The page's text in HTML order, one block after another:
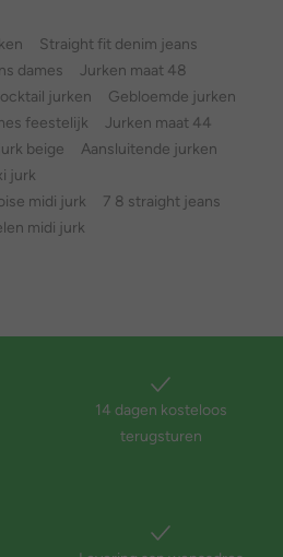
Straight fit denim jeans
dames
Jurken maat 48
jurken
Gebloemde jurken
feestelijk
Jurken maat 44
beige
Aansluitende jurken
jurk
midi jurk
7 8 straight jeans
midi jurk
14 dagen kosteloos
terugsturen